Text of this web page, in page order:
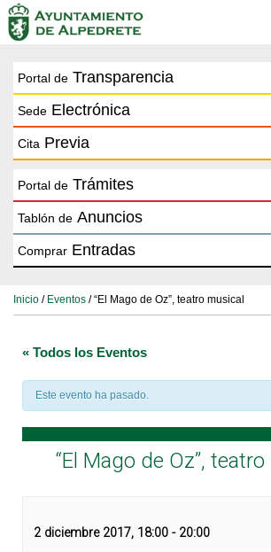
Portal de Transparencia
Sede Electrónica
Cita Previa
Portal de Trámites
Tablón de Anuncios
Comprar Entradas
Inicio / Eventos / “El Mago de Oz”, teatro musical
« Todos los Eventos
Este evento ha pasado.
“El Mago de Oz”, teatro
2 diciembre 2017, 18:00 - 20:00